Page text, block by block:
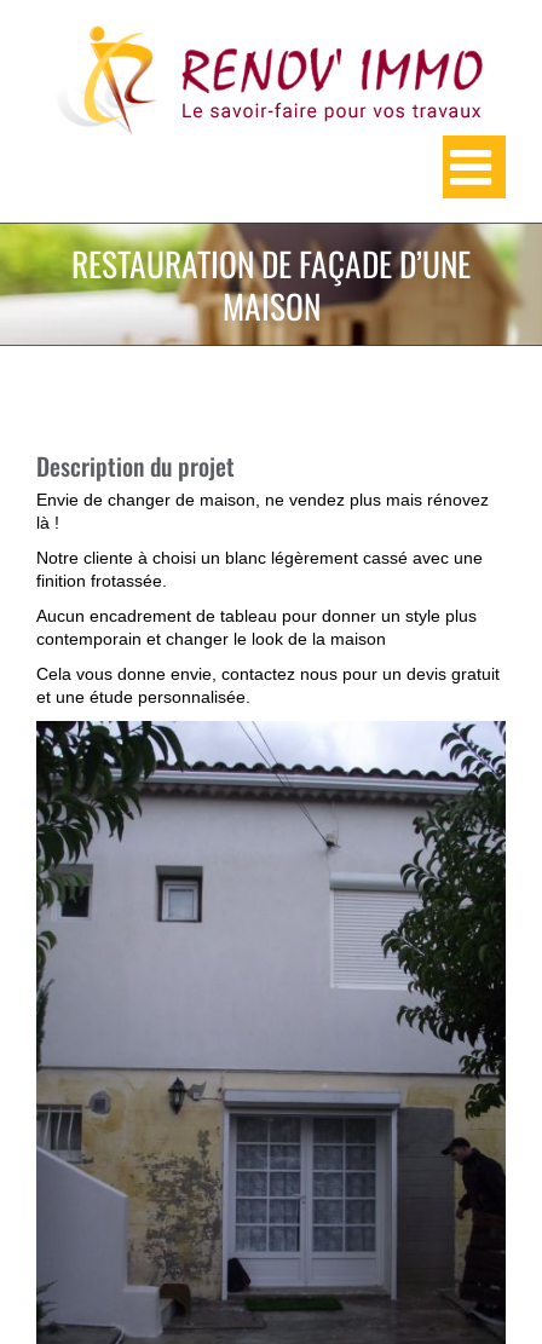
RESTAURATION DE FAÇADE D’UNE
MAISON
Description du projet
Envie de changer de maison, ne vendez plus mais rénovez
là !
Notre cliente à choisi un blanc légèrement cassé avec une
finition frotassée.
Aucun encadrement de tableau pour donner un style plus
contemporain et changer le look de la maison
Cela vous donne envie, contactez nous pour un devis gratuit
et une étude personnalisée.